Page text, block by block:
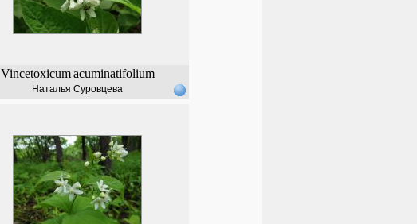
Vincetoxicum acuminatifolium
Наталья Суровцева